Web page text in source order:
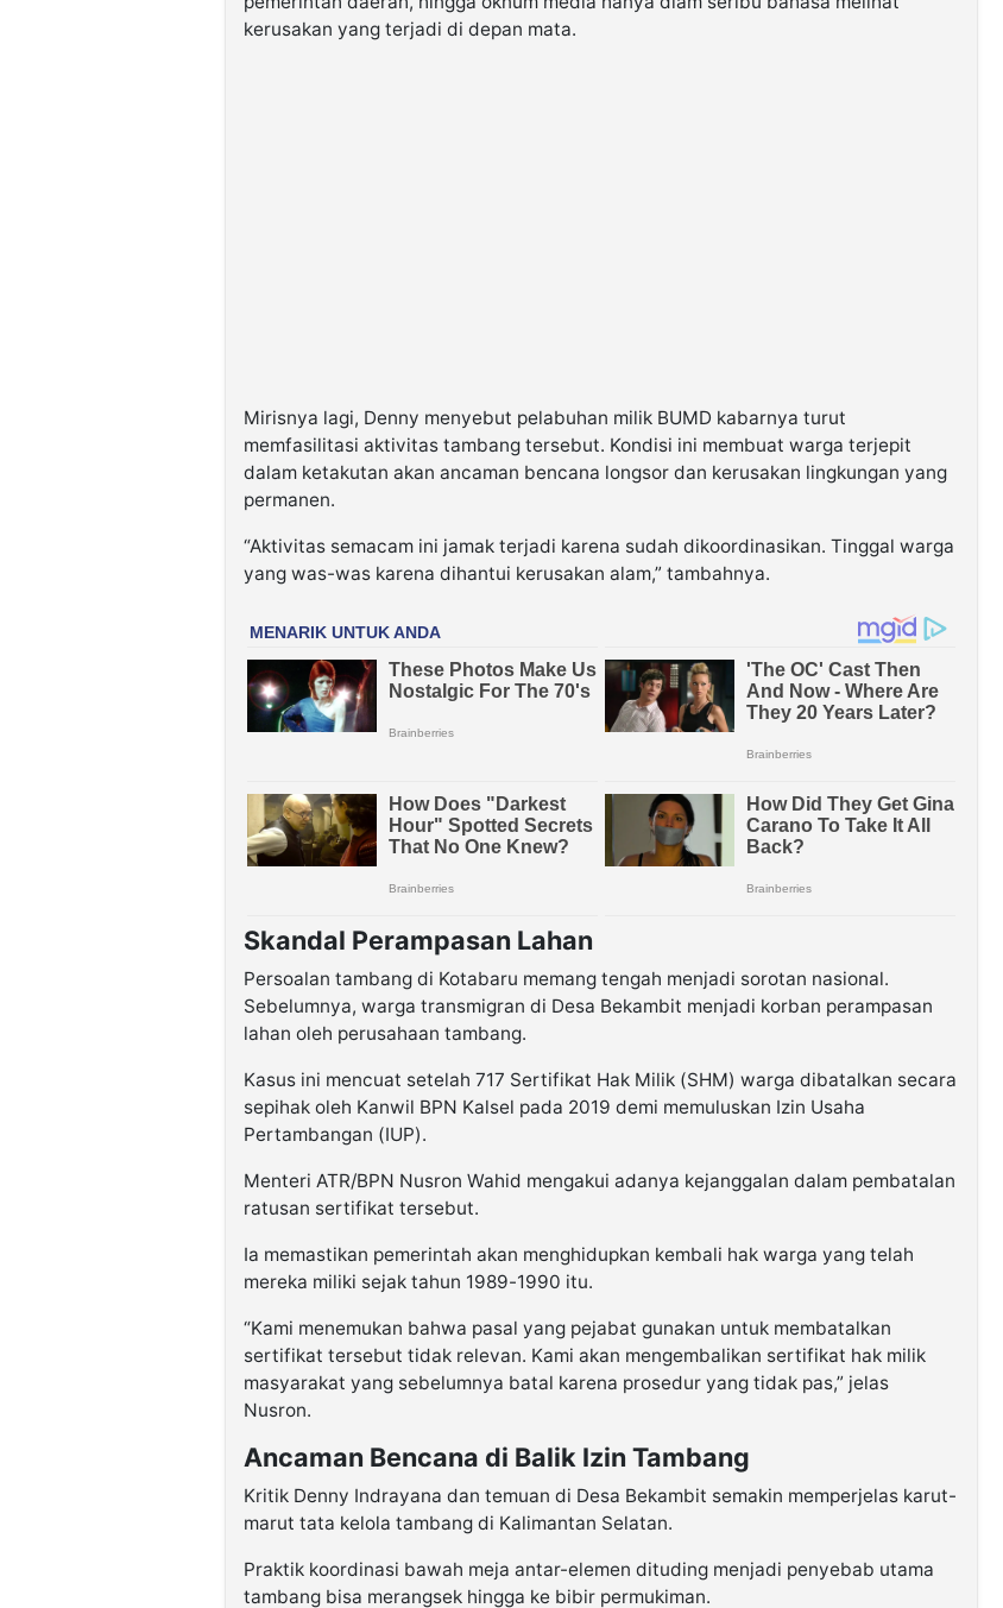
kerusakan yang terjadi di depan mata.
Mirisnya lagi, Denny menyebut pelabuhan milik BUMD kabarnya turut
memfasilitasi aktivitas tambang tersebut. Kondisi ini membuat warga terjepit
dalam ketakutan akan ancaman bencana longsor dan kerusakan lingkungan yang
permanen.
“Aktivitas semacam ini jamak terjadi karena sudah dikoordinasikan. Tinggal warga
yang was-was karena dihantui kerusakan alam,” tambahnya.
Skandal Perampasan Lahan
Persoalan tambang di Kotabaru memang tengah menjadi sorotan nasional.
Sebelumnya, warga transmigran di Desa Bekambit menjadi korban perampasan
lahan oleh perusahaan tambang.
Kasus ini mencuat setelah 717 Sertifikat Hak Milik (SHM) warga dibatalkan secara
sepihak oleh Kanwil BPN Kalsel pada 2019 demi memuluskan Izin Usaha
Pertambangan (IUP).
Menteri ATR/BPN Nusron Wahid mengakui adanya kejanggalan dalam pembatalan
ratusan sertifikat tersebut.
Ia memastikan pemerintah akan menghidupkan kembali hak warga yang telah
mereka miliki sejak tahun 1989-1990 itu.
“Kami menemukan bahwa pasal yang pejabat gunakan untuk membatalkan
sertifikat tersebut tidak relevan. Kami akan mengembalikan sertifikat hak milik
masyarakat yang sebelumnya batal karena prosedur yang tidak pas,” jelas
Nusron.
Ancaman Bencana di Balik Izin Tambang
Kritik Denny Indrayana dan temuan di Desa Bekambit semakin memperjelas karut-
marut tata kelola tambang di Kalimantan Selatan.
Praktik koordinasi bawah meja antar-elemen dituding menjadi penyebab utama
tambang bisa merangsek hingga ke bibir permukiman.